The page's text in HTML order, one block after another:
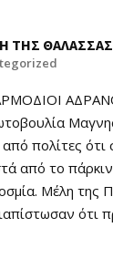
ΤΗΣ
πολίτες ότι
από το
Μέλη της
ότι